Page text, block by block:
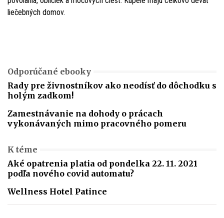
liečebných domov.
Odporúčané ebooky
Rady pre živnostníkov ako neodísť do dôchodku s
holým zadkom!
Zamestnávanie na dohody o prácach
vykonávaných mimo pracovného pomeru
K téme
Aké opatrenia platia od pondelka 22. 11. 2021
podľa nového covid automatu?
Wellness Hotel Patince